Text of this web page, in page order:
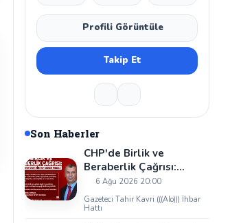
Profili Görüntüle
Takip Et
Son Haberler
CHP'de Birlik ve
Beraberlik Çağrısı:
Cevzet Kaya'dan Dikkat
Çeken Mesaj
6 Ağu 2026 20:00
Gazeteci Tahir Kavri (((Alo))) İhbar
Hattı